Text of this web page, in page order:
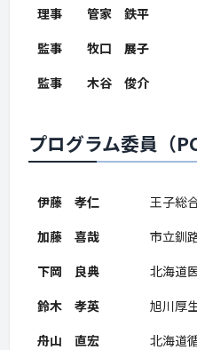
理事 管家 鉄平
監事 牧口 展子
監事 木谷 俊介
プログラム委員（
伊藤 孝仁
王子総
加藤 喜哉
市立釧
下岡 良典
北海道
鈴木 孝英
旭川厚
舟山 直宏
北海道